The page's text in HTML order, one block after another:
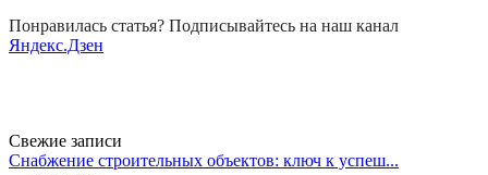
Понравилась статья? Подписывайтесь на наш канал
Яндекс.Дзен
Свежие записи
Снабжение строительных объектов: ключ к успеш...